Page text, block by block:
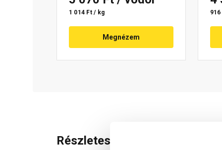
1 014 Ft / kg
Megnézem
Részletes leírás